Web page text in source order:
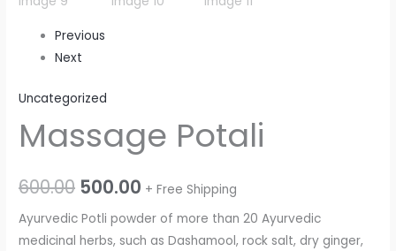
Previous
Next
Uncategorized
Massage Potali
600.00 500.00 + Free Shipping
Ayurvedic Potli powder of more than 20 Ayurvedic
medicinal herbs, such as Dashamool, rock salt, dry ginger,